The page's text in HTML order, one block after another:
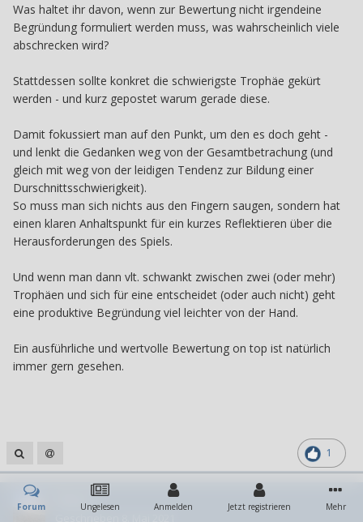
Was haltet ihr davon, wenn zur Bewertung nicht irgendeine
Begründung formuliert werden muss, was wahrscheinlich viele
abschrecken wird?
Stattdessen sollte konkret die schwierigste Trophäe gekürt
werden - und kurz gepostet warum gerade diese.
Damit fokussiert man auf den Punkt, um den es doch geht -
und lenkt die Gedanken weg von der Gesamtbetrachung (und
gleich mit weg von der leidigen Tendenz zur Bildung einer
Durschnittsschwierigkeit).
So muss man sich nichts aus den Fingern saugen, sondern hat
einen klaren Anhaltspunkt für ein kurzes Reflektieren über die
Herausforderungen des Spiels.
Und wenn man dann vlt. schwankt zwischen zwei (oder mehr)
Trophäen und sich für eine entscheidet (oder auch nicht) geht
eine produktive Begründung viel leichter von der Hand.
Ein ausführliche und wertvolle Bewertung on top ist natürlich
immer gern gesehen.
1
Davy7
Forum Ungelesen Anmelden Jetzt registrieren Mehr